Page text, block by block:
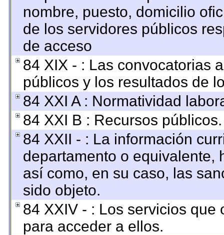
nombre, puesto, domicilio
de los servidores públicos
de acceso
84 XIX - : Las convocatorias
públicos y los resultados de
84 XXI A : Normatividad
84 XXI B : Recursos públicos.
84 XXII - : La información
departamento o equivalente,
así como, en su caso, las
sido objeto.
84 XXIV - : Los servicios
para acceder a ellos.